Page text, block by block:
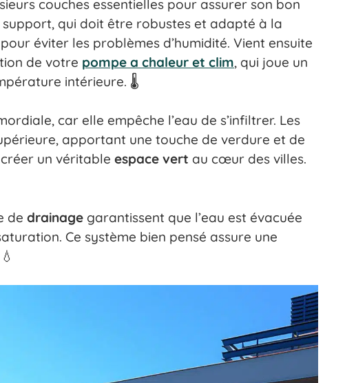
couches essentielles pour assurer son bon
qui doit être robustes et adapté à la
éviter les problèmes d’humidité. Vient ensuite
de votre pompe a chaleur et clim, qui joue un
intérieure. 🌡️
car elle empêche l’eau de s’infiltrer. Les
apportant une touche de verdure et de
un véritable espace vert au cœur des villes.
de drainage garantissent que l’eau est évacuée
Ce système bien pensé assure une